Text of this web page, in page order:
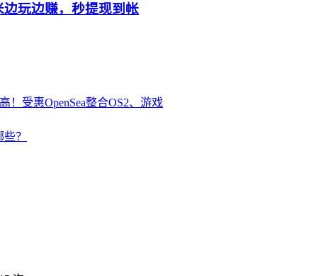
玩边赚，秒提现到帐
受惠OpenSea整合OS2、游戏
？